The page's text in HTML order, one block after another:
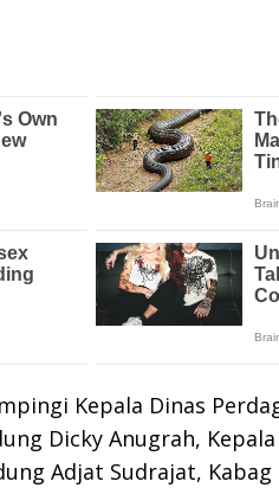
Kepala Dinas
Dicky Anugrah,
Adjat Sudrajat,